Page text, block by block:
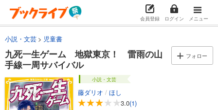
会員登録 ログイン メニュー
小説・文芸 児童書
九死一生ゲーム 地獄東京！ 雷雨の山
手線一周サバイバル
フォロー
小説・文芸
藤ダリオ / ほし
3.0(1)